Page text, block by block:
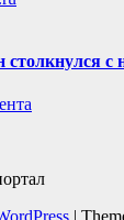
столкнулся с